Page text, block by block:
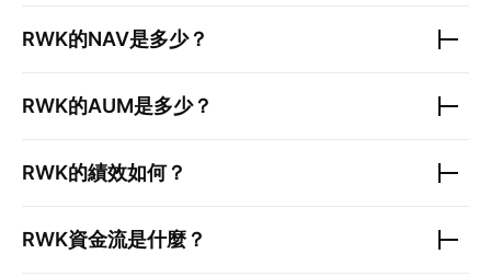
RWK的NAV是多少？
RWK的AUM是多少？
RWK的績效如何？
RWK資金流是什麼？